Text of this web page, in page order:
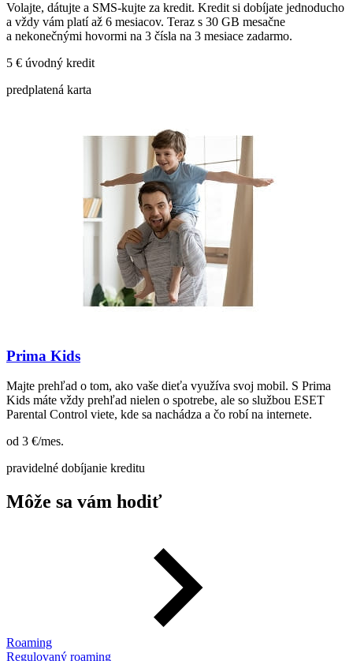
Volajte, dátujte a SMS-kujte za kredit. Kredit si dobíjate jednoducho
a vždy vám platí až 6 mesiacov. Teraz s 30 GB mesačne
a nekonečnými hovormi na 3 čísla na 3 mesiace zadarmo.
5 € úvodný kredit
predplatená karta
Prima Kids
Majte prehľad o tom, ako vaše dieťa využíva svoj mobil. S Prima
Kids máte vždy prehľad nielen o spotrebe, ale so službou ESET
Parental Control viete, kde sa nachádza a čo robí na internete.
od 3 €/mes.
pravidelné dobíjanie kreditu
Môže sa vám hodiť
Roaming
Regulovaný roaming